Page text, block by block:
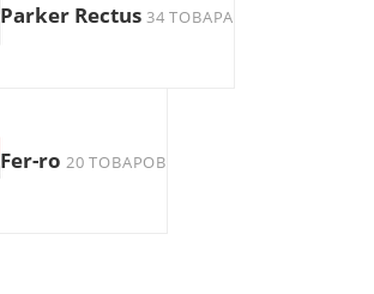
Parker Rectus 34 ТОВАРА
Fer-ro 20 ТОВАРОВ